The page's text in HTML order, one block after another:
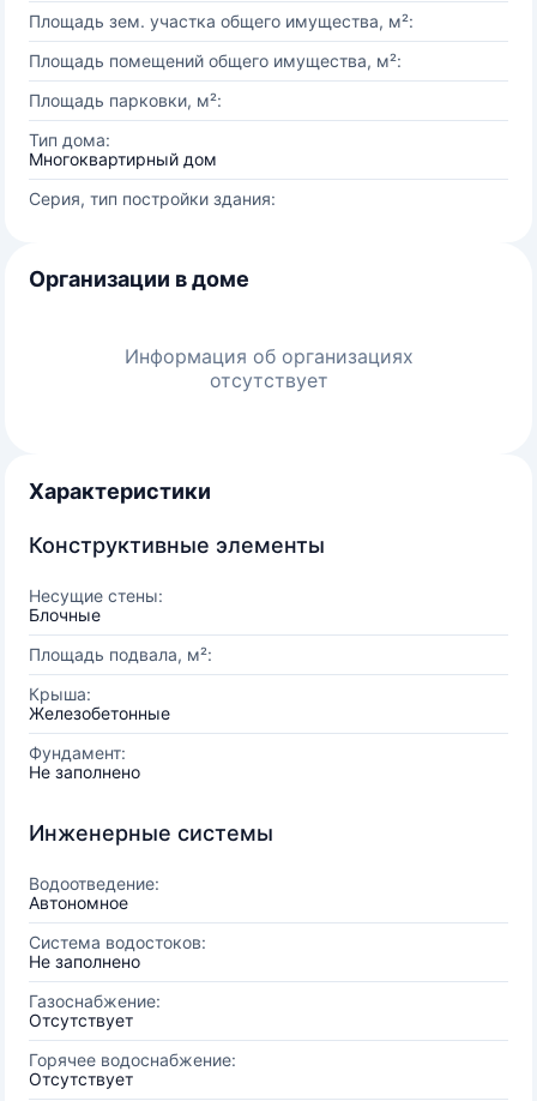
Площадь зем. участка общего имущества, м²:
Площадь помещений общего имущества, м²:
Площадь парковки, м²:
Тип дома:
Многоквартирный дом
Серия, тип постройки здания:
Организации в доме
Информация об организациях
отсутствует
Характеристики
Конструктивные элементы
Несущие стены:
Блочные
Площадь подвала, м²:
Крыша:
Железобетонные
Фундамент:
Не заполнено
Инженерные системы
Водоотведение:
Автономное
Система водостоков:
Не заполнено
Газоснабжение:
Отсутствует
Горячее водоснабжение:
Отсутствует